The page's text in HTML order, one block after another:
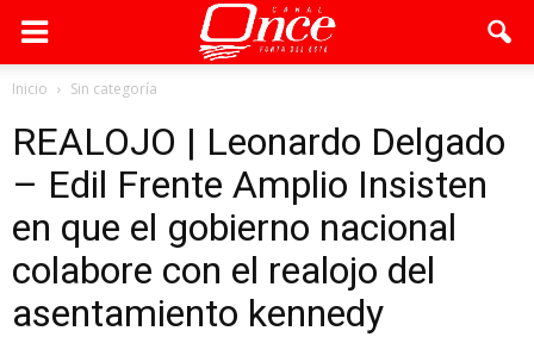
Inicio Sin categoría
REALOJO | Leonardo Delgado
– Edil Frente Amplio Insisten
en que el gobierno nacional
colabore con el realojo del
asentamiento kennedy